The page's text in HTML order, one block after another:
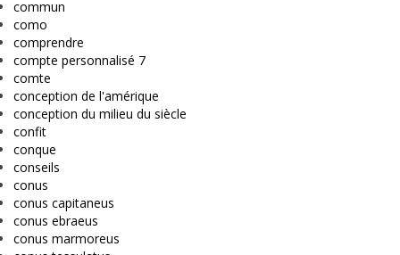
commun
como
comprendre
compte personnalisé 7
comte
conception de l'amérique
conception du milieu du siècle
confit
conque
conseils
conus
conus capitaneus
conus ebraeus
conus marmoreus